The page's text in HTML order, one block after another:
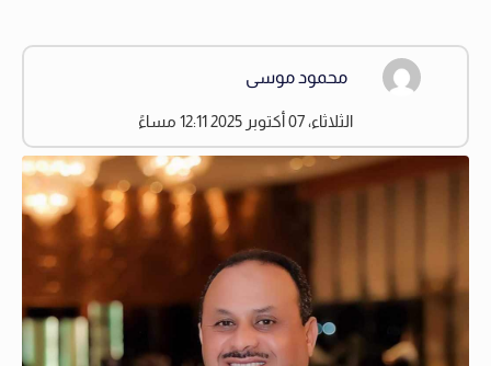
محمود موسى
الثلاثاء، 07 أكتوبر 2025 12:11 مساءً